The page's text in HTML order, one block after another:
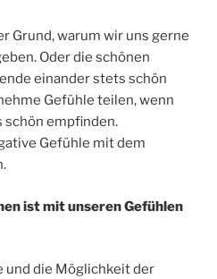
Grund, warum wir uns gerne
Oder die schönen
einander stets schön
Gefühle teilen, wenn
schön empfinden.
Gefühle mit dem
ist mit unseren Gefühlen
und die Möglichkeit der